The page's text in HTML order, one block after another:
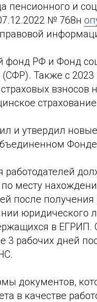
пенсионного и
№ 768н
правовой
фонд РФ и Фонд
Также с 2023
взносов
и утвердил
работодателей
месту
после
юридического
в ЕГРИП.
3 рабочих дней
документов,
в качестве